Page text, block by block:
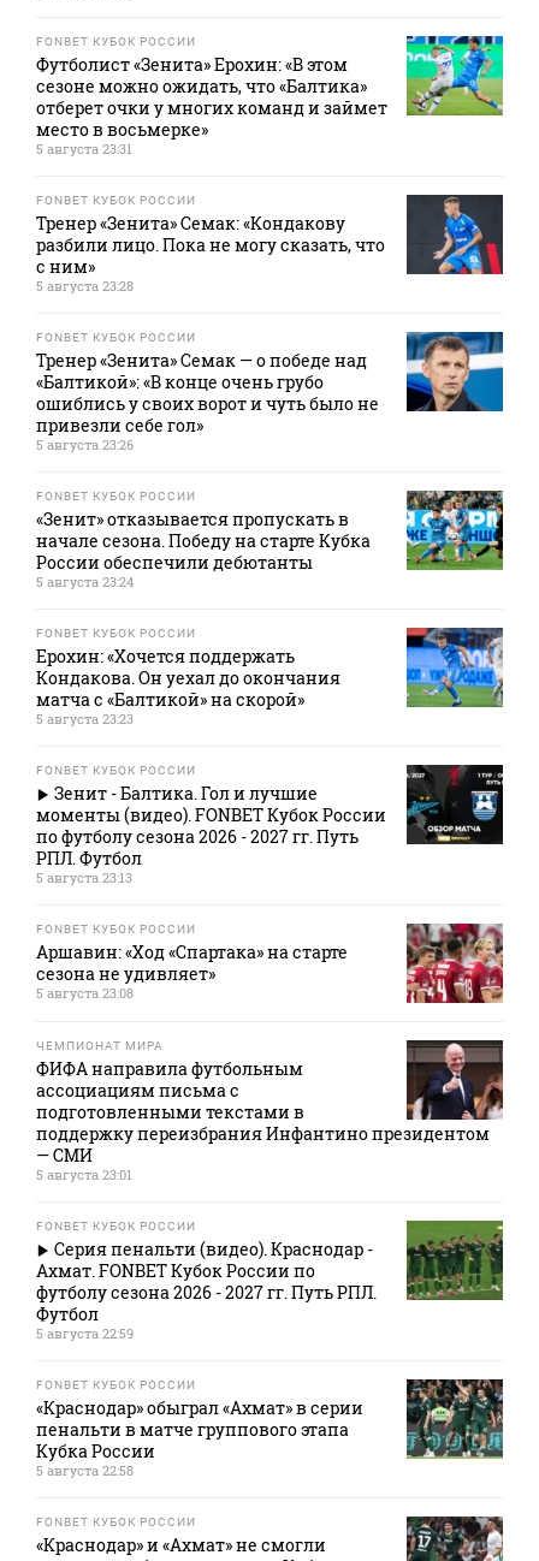
FONBET КУБОК РОССИИ
Футболист «Зенита» Ерохин: «В этом
сезоне можно ожидать, что «Балтика»
отберет очки у многих команд и займет
место в восьмерке»
5 августа 23:31
FONBET КУБОК РОССИИ
Тренер «Зенита» Семак: «Кондакову
разбили лицо. Пока не могу сказать, что
с ним»
5 августа 23:28
FONBET КУБОК РОССИИ
Тренер «Зенита» Семак — о победе над
«Балтикой»: «В конце очень грубо
ошиблись у своих ворот и чуть было не
привезли себе гол»
5 августа 23:26
FONBET КУБОК РОССИИ
«Зенит» отказывается пропускать в
начале сезона. Победу на старте Кубка
России обеспечили дебютанты
5 августа 23:24
FONBET КУБОК РОССИИ
Ерохин: «Хочется поддержать
Кондакова. Он уехал до окончания
матча с «Балтикой» на скорой»
5 августа 23:23
FONBET КУБОК РОССИИ
Зенит - Балтика. Гол и лучшие
моменты (видео). FONBET Кубок России
по футболу сезона 2026 - 2027 гг. Путь
РПЛ. Футбол
5 августа 23:13
FONBET КУБОК РОССИИ
Аршавин: «Ход «Спартака» на старте
сезона не удивляет»
5 августа 23:08
ЧЕМПИОНАТ МИРА
ФИФА направила футбольным
ассоциациям письма с
подготовленными текстами в
поддержку переизбрания Инфантино президентом
— СМИ
5 августа 23:01
FONBET КУБОК РОССИИ
Серия пенальти (видео). Краснодар -
Ахмат. FONBET Кубок России по
футболу сезона 2026 - 2027 гг. Путь РПЛ.
Футбол
5 августа 22:59
FONBET КУБОК РОССИИ
«Краснодар» обыграл «Ахмат» в серии
пенальти в матче группового этапа
Кубка России
5 августа 22:58
FONBET КУБОК РОССИИ
«Краснодар» и «Ахмат» не смогли